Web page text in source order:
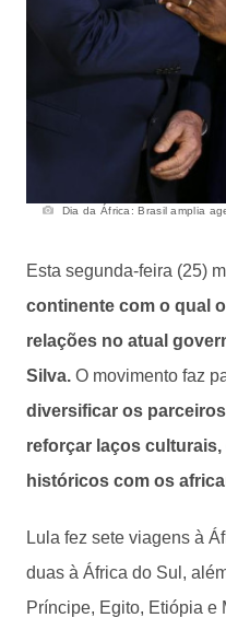
Dia da África: Brasil amplia
Esta segunda-feira (25)
continente com o qual
relações no atual
Silva. O movimento faz
diversificar os
reforçar laços
históricos com os
Lula fez sete viagens à
duas à África do Sul,
Príncipe, Egito, Etiópia e